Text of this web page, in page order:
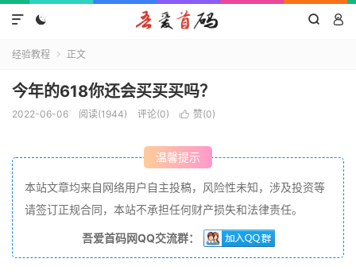
  

经验教程  正文
今年的618你还会买买买吗？
2022-06-06 阅读(1944) 评论(0)  赞(0)
温馨提示
本站文章均来自网络用户自主投稿，风险性未知，涉及投资等
请签订正规合同，本站不承担任何财产损失和法律责任。
吾爱首码网QQ交流群：